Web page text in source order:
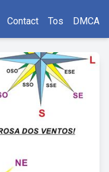
Contact Tos DMCA